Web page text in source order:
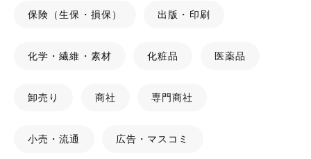
保険（生保・損保） 出版・印刷
化学・繊維・素材 化粧品 医薬品
卸売り 商社 専門商社
小売・流通 広告・マスコミ